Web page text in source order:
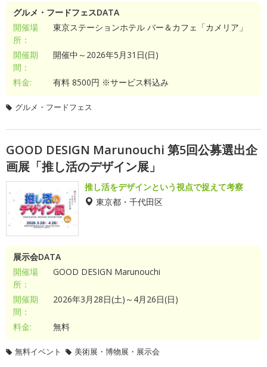
グルメ・フードフェスDATA
開催場
所：
東京ステーションホテル バー＆カフェ「カメリア」
開催期
間：
開催中～2026年5月31日(日)
料金: 有料 8500円 ※サービス料込み
グルメ・フードフェス
GOOD DESIGN Marunouchi 第5回公募選出企
画展「推し活のデザイン展」
推し活をデザインという視点で捉えて考察
東京都・千代田区
展示会DATA
開催場
所：
GOOD DESIGN Marunouchi
開催期
間：
2026年3月28日(土)～4月26日(日)
料金: 無料
無料イベント 美術展・博物展・展示会